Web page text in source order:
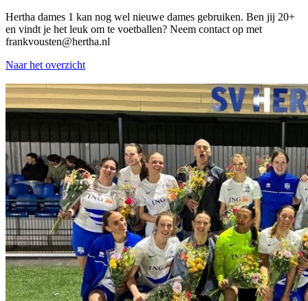
Hertha dames 1 kan nog wel nieuwe dames gebruiken. Ben jij 20+
en vindt je het leuk om te voetballen? Neem contact op met
frankvousten@hertha.nl
Naar het overzicht